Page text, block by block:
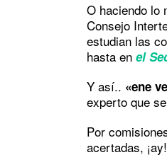
O haciendo lo
Consejo
estudian las
hasta en el
Y así.. «ene
experto que
Por
acertadas,